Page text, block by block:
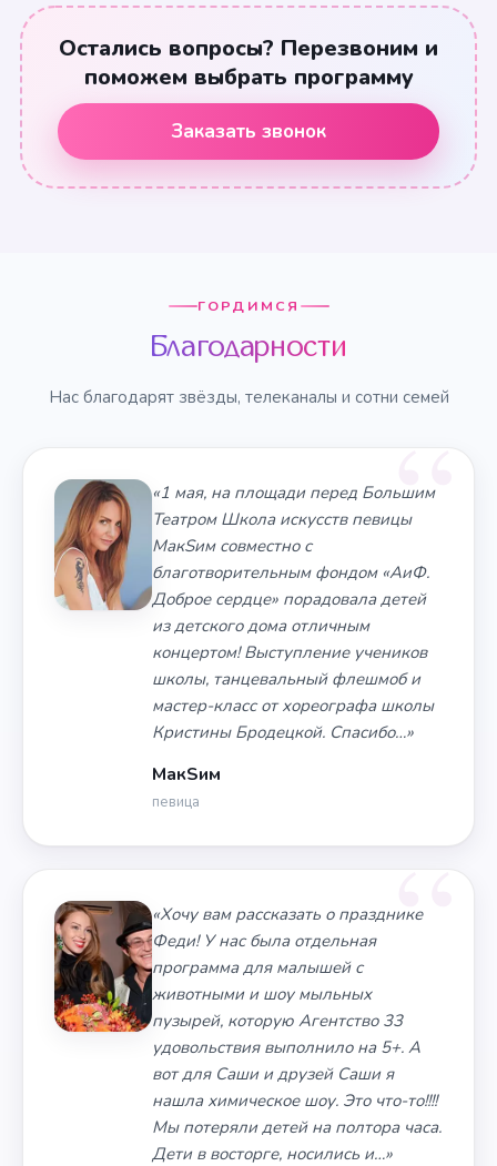
Остались вопросы? Перезвоним и
поможем выбрать программу
Заказать звонок
ГОРДИМСЯ
Благодарности
Нас благодарят звёзды, телеканалы и сотни семей
«1 мая, на площади перед Большим
Театром Школа искусств певицы
МакSим совместно с
благотворительным фондом «АиФ.
Доброе сердце» порадовала детей
из детского дома отличным
концертом! Выступление учеников
школы, танцевальный флешмоб и
мастер-класс от хореографа школы
Кристины Бродецкой. Спасибо…»
МакSим
певица
«Хочу вам рассказать о празднике
Феди! У нас была отдельная
программа для малышей с
животными и шоу мыльных
пузырей, которую Агентство 33
удовольствия выполнило на 5+. А
вот для Саши и друзей Саши я
нашла химическое шоу. Это что-то!!!!
Мы потеряли детей на полтора часа.
Дети в восторге, носились и…»